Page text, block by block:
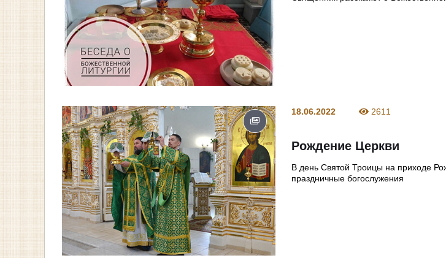
18.06.2022 2611
Рождение Церкви
В день Святой Троицы на приходе
праздничные богослужения